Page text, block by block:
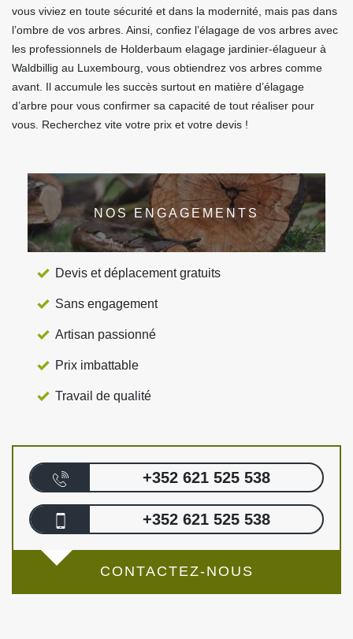
vous viviez en toute sécurité et dans la modernité, mais pas dans
l’ombre de vos arbres. Ainsi, confiez l’élagage de vos arbres avec
les professionnels de Holderbaum elagage jardinier-élagueur à
Waldbillig au Luxembourg, vous obtiendrez vos arbres comme
avant. Il accumule les succès surtout en matière d’élagage
d’arbre pour vous confirmer sa capacité de tout réaliser pour
vous. Recherchez vite votre prix et votre devis !
NOS ENGAGEMENTS
Devis et déplacement gratuits
Sans engagement
Artisan passionné
Prix imbattable
Travail de qualité
+352 621 525 538
+352 621 525 538
CONTACTEZ-NOUS